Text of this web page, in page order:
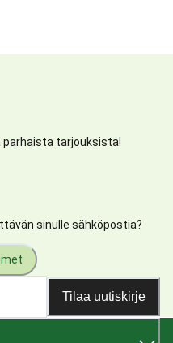
parhaista tarjouksista!
sinulle sähköpostia?
Tilaa uutiskirje